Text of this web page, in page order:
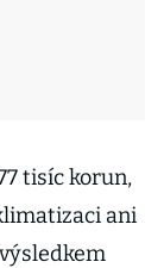
tisíc korun,
ani